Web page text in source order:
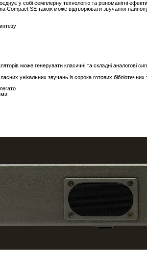
у собі семплерну технологію та різноманітні
Compact SE також може відтворювати звучання
може генерувати класичні та складні аналогові
унікальних звучань із сорока готових бібліотечних